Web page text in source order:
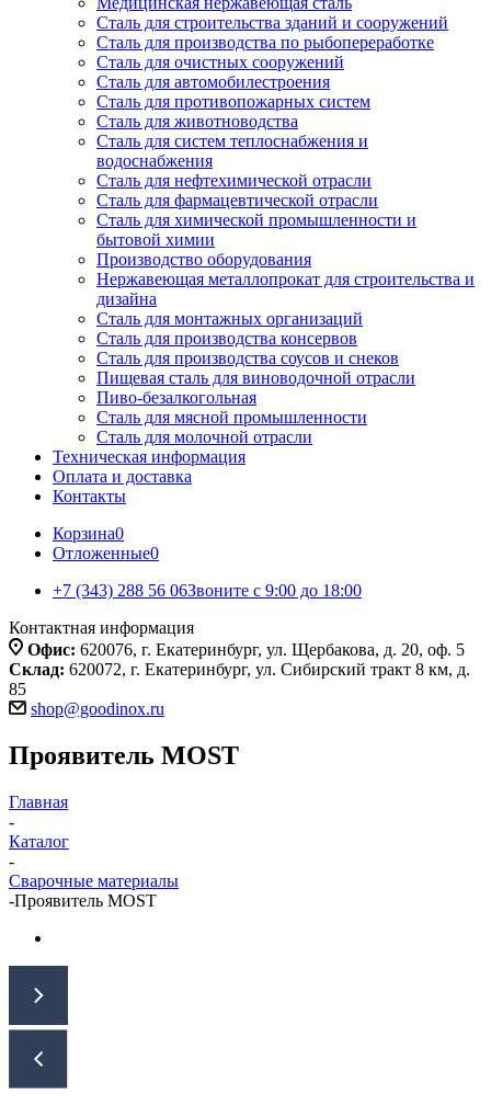
Сталь для строительства зданий и сооружений
Сталь для производства по рыбопереработке
Сталь для очистных сооружений
Сталь для автомобилестроения
Сталь для противопожарных систем
Сталь для животноводства
Сталь для систем теплоснабжения и
водоснабжения
Сталь для нефтехимической отрасли
Сталь для фармацевтической отрасли
Сталь для химической промышленности и
бытовой химии
Производство оборудования
Нержавеющая металлопрокат для строительства и
дизайна
Сталь для монтажных организаций
Сталь для производства консервов
Сталь для производства соусов и снеков
Пищевая сталь для виноводочной отрасли
Пиво-безалкогольная
Сталь для мясной промышленности
Сталь для молочной отрасли
Техническая информация
Оплата и доставка
Контакты
Корзина0
Отложенные0
+7 (343) 288 56 06Звоните с 9:00 до 18:00
Контактная информация
Офис: 620076, г. Екатеринбург, ул. Щербакова, д. 20, оф. 5
Склад: 620072, г. Екатеринбург, ул. Сибирский тракт 8 км, д.
85
shop@goodinox.ru
Проявитель MOST
Главная
-
Каталог
-
Сварочные материалы
-Проявитель MOST